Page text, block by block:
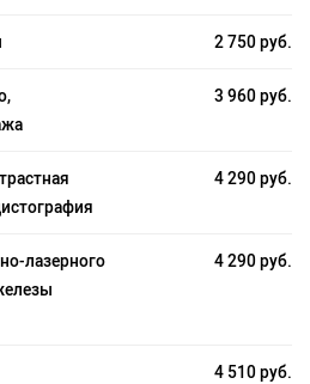
2 750 руб.
3 960 руб.
4 290 руб.
лазерного
4 290 руб.
4 510 руб.